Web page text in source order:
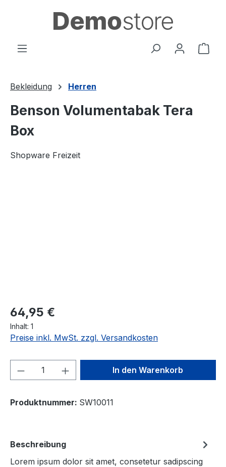
Bekleidung Herren
Benson Volumentabak Tera
Box
Shopware Freizeit
64,95 €
Inhalt: 1
Preise inkl. MwSt. zzgl. Versandkosten
Produkt Anzahl: Gib denIn den Warenkorb
Produktnummer: SW10011
Beschreibung
Lorem ipsum dolor sit amet, consetetur sadipscing